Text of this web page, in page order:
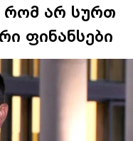
რომ არ სურთ
ფინანსები